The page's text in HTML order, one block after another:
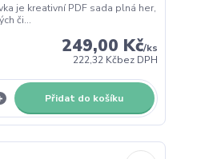
je kreativní PDF sada plná her,
či...
249,00 Kč/ks
222,32 Kčbez DPH
Přidat do košíku